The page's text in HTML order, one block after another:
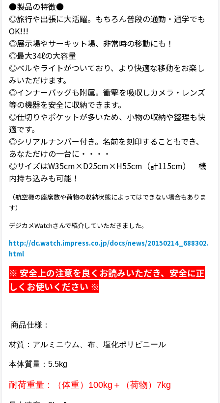
●製品の特徴●
◎旅行や出張に大活躍。もちろん普段の通勤・通学でも
OK!!!
◎展示場やサーキット場、非常時の移動にも！
◎最大34ℓの大容量
◎ベルやライトがついており、より快適な移動をお楽し
みいただけます。
◎インナーバッグも附属。衝撃を吸収しカメラ・レンズ
等の機器を安全に収納できます。
◎仕切りやポケットが多いため、小物の収納や整理も快
適です。
◎シリアルナンバー付き。名前を刻印することもでき、
あなただけの一台に・・・・
◎サイズはW35cm×D25cm×H55cm（計115cm） 機
内持ち込みも可能！
（航空機の座席数や荷物の収納状態によってはできない場合もありま
す）
デジカメWatchさんで紹介していただきました。
http://dc.watch.impress.co.jp/docs/news/20150214_688302.
html
※ 安全上の注意を良くお読みいただき、安全に正
しくお使いください ※
商品仕様：
材質：アルミニウム、布、塩化ポリビニール
本体質量：5.5kg
耐荷重量：（体重）100kg＋（荷物）7kg